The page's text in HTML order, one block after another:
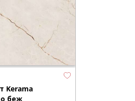
Kerama
беж